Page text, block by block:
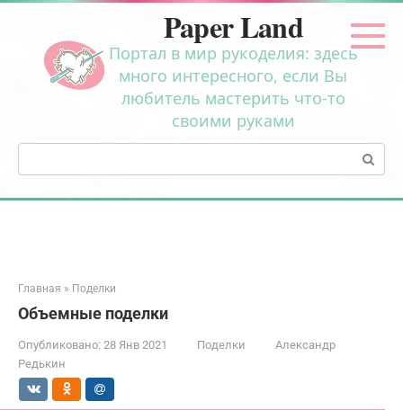
Перейти
контенту
Paper Land
Портал в мир рукоделия: здесь
много интересного, если Вы
любитель мастерить что-то
своими руками
Поиск:
Главная » Поделки
Объемные поделки
Опубликовано: 28 Янв 2021 Поделки
Александр
Редькин